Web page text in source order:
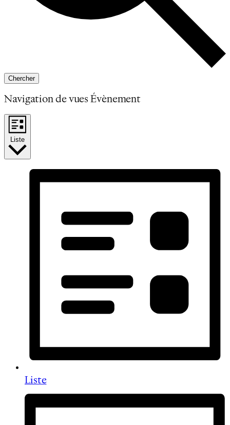
Chercher
Navigation de vues Évènement
Liste
Liste